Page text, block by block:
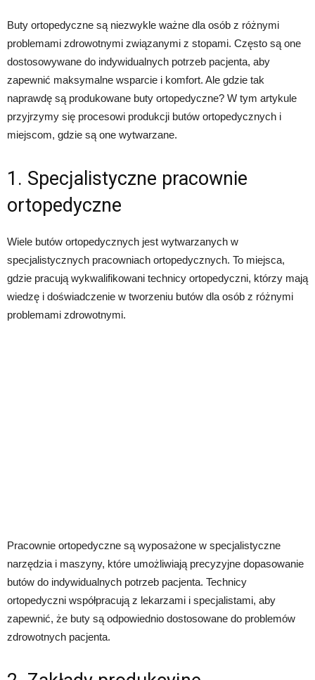
Buty ortopedyczne są niezwykle ważne dla osób z różnymi
problemami zdrowotnymi związanymi z stopami. Często są one
dostosowywane do indywidualnych potrzeb pacjenta, aby
zapewnić maksymalne wsparcie i komfort. Ale gdzie tak
naprawdę są produkowane buty ortopedyczne? W tym artykule
przyjrzymy się procesowi produkcji butów ortopedycznych i
miejscom, gdzie są one wytwarzane.
1. Specjalistyczne pracownie
ortopedyczne
Wiele butów ortopedycznych jest wytwarzanych w
specjalistycznych pracowniach ortopedycznych. To miejsca,
gdzie pracują wykwalifikowani technicy ortopedyczni, którzy mają
wiedzę i doświadczenie w tworzeniu butów dla osób z różnymi
problemami zdrowotnymi.
Pracownie ortopedyczne są wyposażone w specjalistyczne
narzędzia i maszyny, które umożliwiają precyzyjne dopasowanie
butów do indywidualnych potrzeb pacjenta. Technicy
ortopedyczni współpracują z lekarzami i specjalistami, aby
zapewnić, że buty są odpowiednio dostosowane do problemów
zdrowotnych pacjenta.